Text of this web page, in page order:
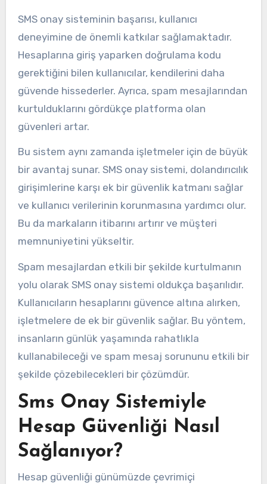
SMS onay sisteminin başarısı, kullanıcı
deneyimine de önemli katkılar sağlamaktadır.
Hesaplarına giriş yaparken doğrulama kodu
gerektiğini bilen kullanıcılar, kendilerini daha
güvende hissederler. Ayrıca, spam mesajlarından
kurtulduklarını gördükçe platforma olan
güvenleri artar.
Bu sistem aynı zamanda işletmeler için de büyük
bir avantaj sunar. SMS onay sistemi, dolandırıcılık
girişimlerine karşı ek bir güvenlik katmanı sağlar
ve kullanıcı verilerinin korunmasına yardımcı olur.
Bu da markaların itibarını artırır ve müşteri
memnuniyetini yükseltir.
Spam mesajlardan etkili bir şekilde kurtulmanın
yolu olarak SMS onay sistemi oldukça başarılıdır.
Kullanıcıların hesaplarını güvence altına alırken,
işletmelere de ek bir güvenlik sağlar. Bu yöntem,
insanların günlük yaşamında rahatlıkla
kullanabileceği ve spam mesaj sorununu etkili bir
şekilde çözebilecekleri bir çözümdür.
Sms Onay Sistemiyle
Hesap Güvenliği Nasıl
Sağlanıyor?
Hesap güvenliği günümüzde çevrimiçi